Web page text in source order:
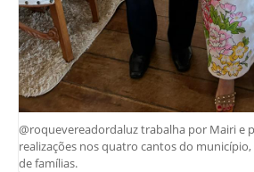
@roquevereadordaluz trabalha por Mairi e
realizações nos quatro cantos do
de famílias.